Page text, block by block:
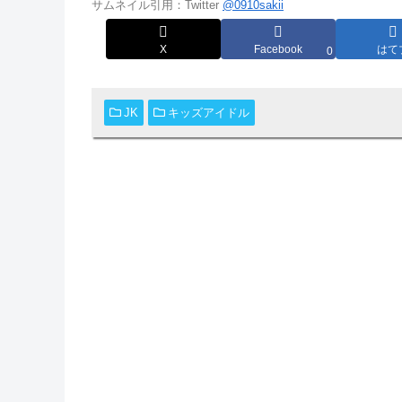
サムネイル引用：Twitter @0910sakii
X Facebook 0 はて
JK キッズアイドル